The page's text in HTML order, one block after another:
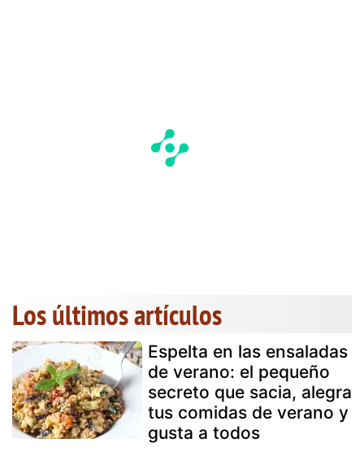
Los últimos artículos
Espelta en las ensaladas
de verano: el pequeño
secreto que sacia, alegra
tus comidas de verano y
gusta a todos